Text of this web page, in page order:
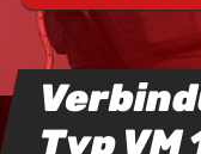
Typ VM